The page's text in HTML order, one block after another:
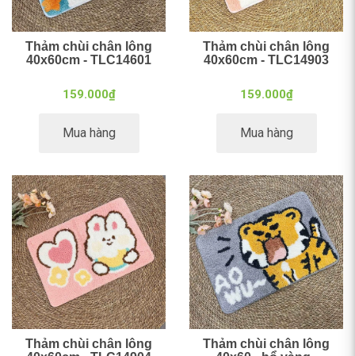
Thảm chùi chân lông
40x60cm - TLC14601
159.000₫
Mua hàng
Thảm chùi chân lông
40x60cm - TLC14903
159.000₫
Mua hàng
Thảm chùi chân lông
Thảm chùi chân lông